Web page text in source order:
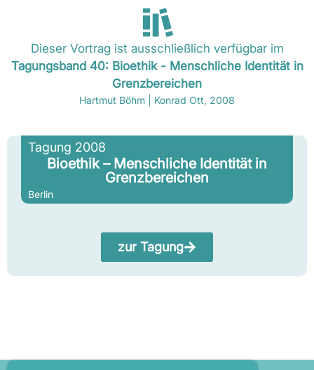
Dieser Vortrag ist ausschließlich verfügbar im
Tagungsband 40: Bioethik - Menschliche Identität in
Grenzbereichen
Hartmut Böhm | Konrad Ott, 2008
Tagung 2008
Bioethik – Menschliche Identität in
Grenzbereichen
Berlin
zur Tagung